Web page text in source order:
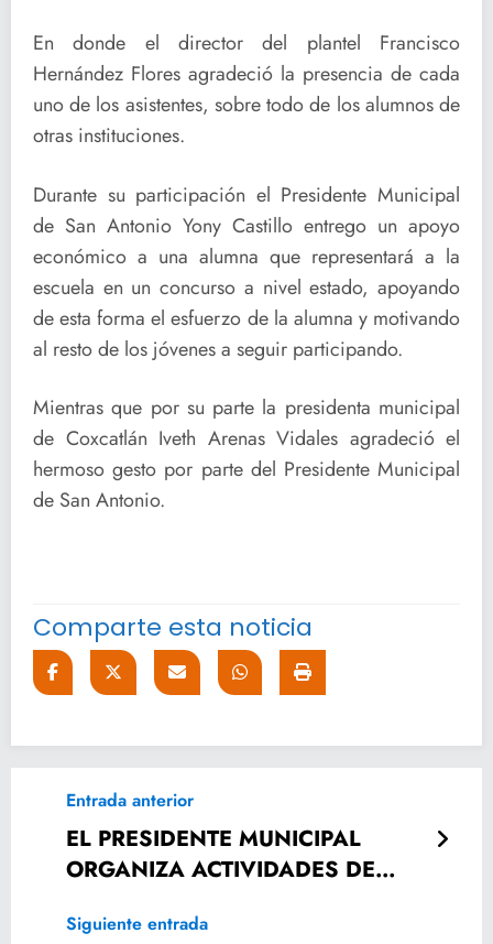
En donde el director del plantel Francisco
Hernández Flores agradeció la presencia de cada
uno de los asistentes, sobre todo de los alumnos de
otras instituciones.
Durante su participación el Presidente Municipal
de San Antonio Yony Castillo entrego un apoyo
económico a una alumna que representará a la
escuela en un concurso a nivel estado, apoyando
de esta forma el esfuerzo de la alumna y motivando
al resto de los jóvenes a seguir participando.
Mientras que por su parte la presidenta municipal
de Coxcatlán Iveth Arenas Vidales agradeció el
hermoso gesto por parte del Presidente Municipal
de San Antonio.
Comparte esta noticia
Entrada anterior
EL PRESIDENTE MUNICIPAL
ORGANIZA ACTIVIDADES DE
Siguiente entrada